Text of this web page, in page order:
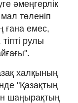
әмеңгерлік
төленіп
ғана емес,
рулы
халқының
"Қазақтың
шаңырақтың